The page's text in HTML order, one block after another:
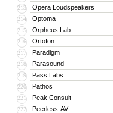
213 Opera Loudspeakers
214 Optoma
215 Orpheus Lab
216 Ortofon
217 Paradigm
218 Parasound
219 Pass Labs
220 Pathos
221 Peak Consult
222 Peerless-AV